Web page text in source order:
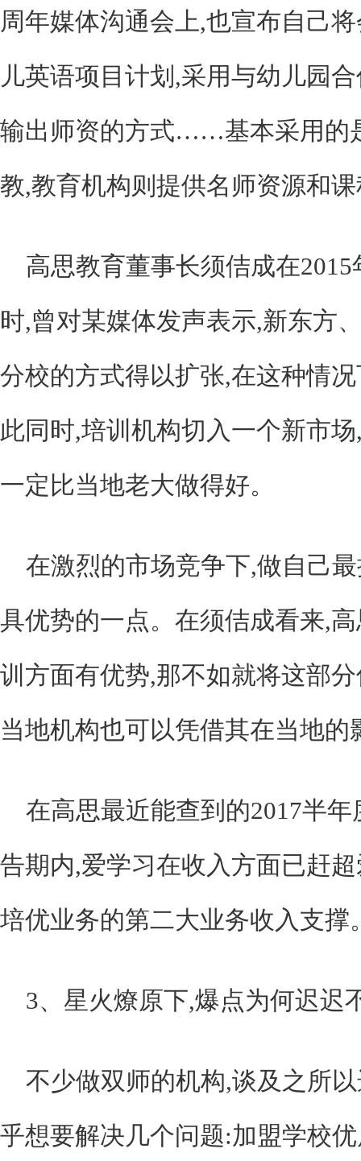
周年媒体沟通会上,也宣布自己
儿英语项目计划,采用与幼儿园
输出师资的方式……基本采用的
教,教育机构则提供名师资源和
高思教育董事长须佶成在
时,曾对某媒体发声表示,新东方
分校的方式得以扩张,在这种情
此同时,培训机构切入一个新市
一定比当地老大做得好。
在激烈的市场竞争下,做自己
具优势的一点。在须佶成看来,
训方面有优势,那不如就将这部
当地机构也可以凭借其在当地的
在高思最近能查到的2017半
告期内,爱学习在收入方面已赶
培优业务的第二大业务收入支撑
3、星火燎原下,爆点为何迟迟
不少做双师的机构,谈及之所
乎想要解决几个问题:加盟学校